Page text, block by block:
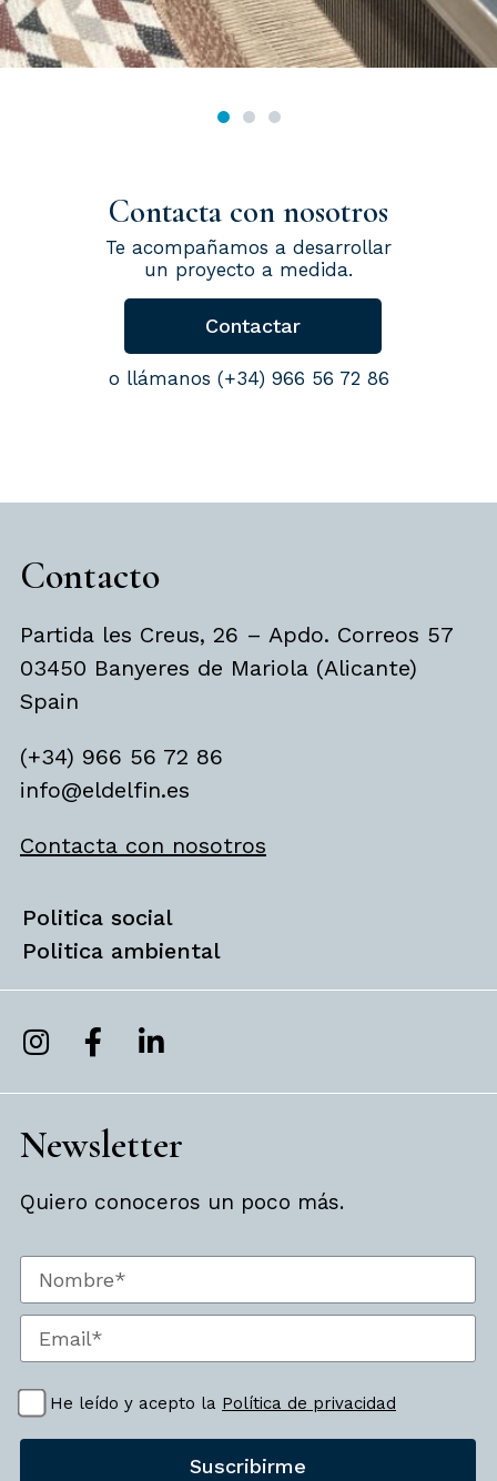
Contacta con nosotros
Te acompañamos a desarrollar
un proyecto a medida.
Contactar
o llámanos (+34) 966 56 72 86
Contacto
Partida les Creus, 26 – Apdo. Correos 57
03450 Banyeres de Mariola (Alicante)
Spain
(+34) 966 56 72 86
info@eldelfin.es
Contacta con nosotros
Politica social
Politica ambiental
Newsletter
Quiero conoceros un poco más.
He leído y acepto la Política de privacidad
Suscribirme